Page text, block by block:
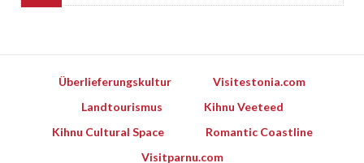
Überlieferungskultur
Visitestonia.com
Landtourismus
Kihnu Veeteed
Kihnu Cultural Space
Romantic Coastline
Visitparnu.com